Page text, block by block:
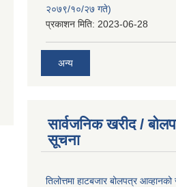
२०७९/१०/२७ गते)
प्रकाशन मिति: 2023-06-28
अन्य
सार्वजनिक खरीद /
सूचना
तिलोत्तमा हाटबजार बोलपत्र